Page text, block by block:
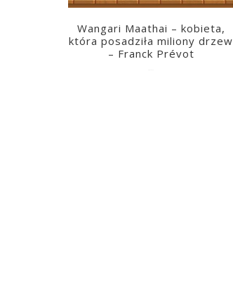
Wangari Maathai – kobieta,
która posadziła miliony drzew
– Franck Prévot